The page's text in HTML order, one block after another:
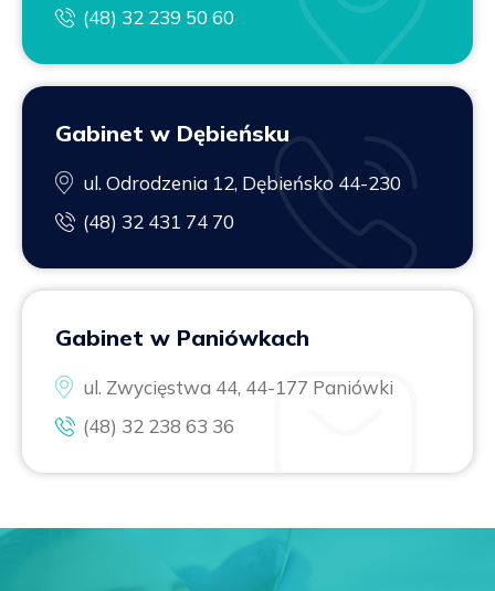
(48) 32 239 50 60
Gabinet w Dębieńsku
ul. Odrodzenia 12, Dębieńsko 44-230
(48) 32 431 74 70
Gabinet w Paniówkach
ul. Zwycięstwa 44, 44-177 Paniówki
(48) 32 238 63 36